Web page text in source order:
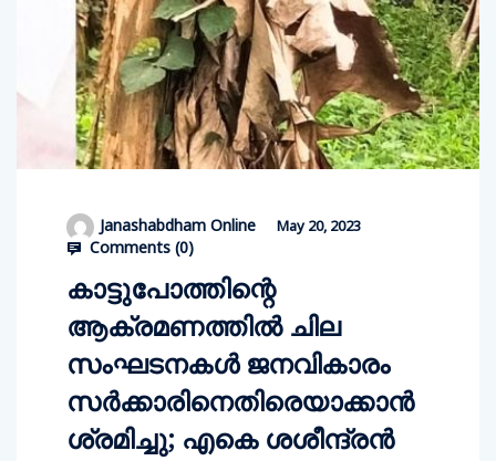
Janashabdham Online May 20, 2023
Comments (0)
കാട്ടുപോത്തിന്റെ
ആക്രമണത്തിൽ ചില
സംഘടനകൾ ജനവികാരം
സർക്കാരിനെതിരെയാക്കാൻ
ശ്രമിച്ചു; എകെ ശശീന്ദ്രൻ